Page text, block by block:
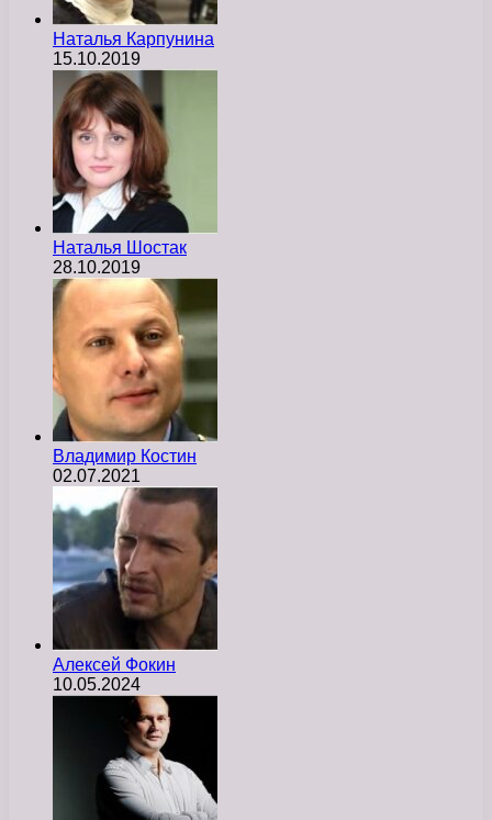
Наталья Карпунина
15.10.2019
Наталья Шостак
28.10.2019
Владимир Костин
02.07.2021
Алексей Фокин
10.05.2024